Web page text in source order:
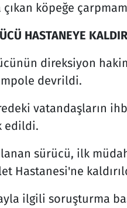
çıkan köpeğe
HASTANEYE
direksiyon
devrildi.
vatandaşların
edildi.
sürücü, ilk
Hastanesi'ne
ilgili soruşturma